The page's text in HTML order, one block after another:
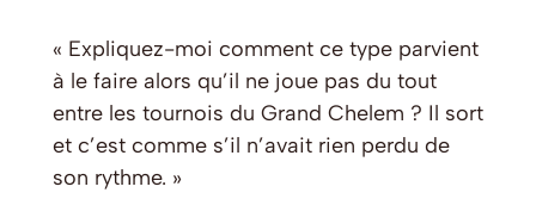
« Expliquez-moi comment ce type parvient
à le faire alors qu’il ne joue pas du tout
entre les tournois du Grand Chelem ? Il sort
et c’est comme s’il n’avait rien perdu de
son rythme. »